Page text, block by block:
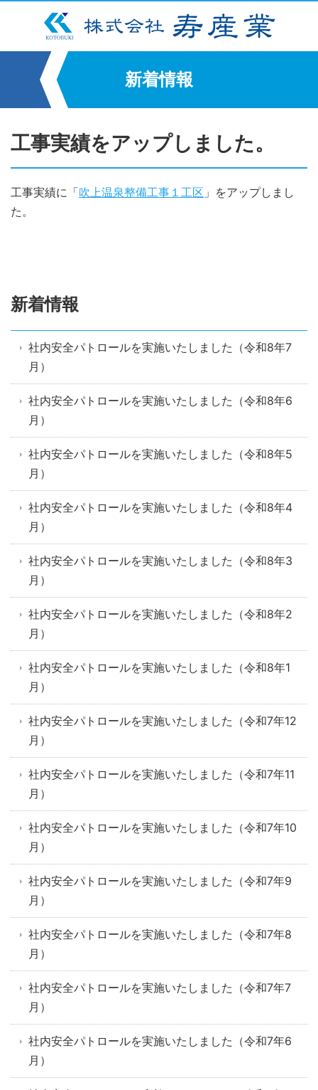
新着情報
工事実績をアップしました。
工事実績に「吹上温泉整備工事１工区 」をアップしまし
た。
新着情報
社内安全パトロールを実施いたしました（令和8年7
月）
社内安全パトロールを実施いたしました（令和8年6
月）
社内安全パトロールを実施いたしました（令和8年5
月）
社内安全パトロールを実施いたしました（令和8年4
月）
社内安全パトロールを実施いたしました（令和8年3
月）
社内安全パトロールを実施いたしました（令和8年2
月）
社内安全パトロールを実施いたしました（令和8年1
月）
社内安全パトロールを実施いたしました（令和7年12
月）
社内安全パトロールを実施いたしました（令和7年11
月）
社内安全パトロールを実施いたしました（令和7年10
月）
社内安全パトロールを実施いたしました（令和7年9
月）
社内安全パトロールを実施いたしました（令和7年8
月）
社内安全パトロールを実施いたしました（令和7年7
月）
社内安全パトロールを実施いたしました（令和7年6
月）